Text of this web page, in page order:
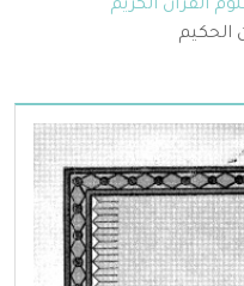
القرآن الكريم
الحكيم